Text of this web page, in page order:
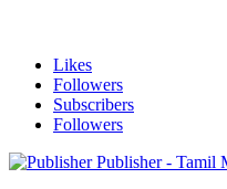
Likes
Followers
Subscribers
Followers
Publisher - Tamil